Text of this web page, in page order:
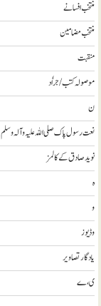
منتخب افسانے
منتخب مضامين
منقبت
موصولہ کتب / جراٗد
ن
نعت رسول پاک صلی اللہ علیہ و آلہ وسلم
نويد صادق کے کالمز
ہ
و
وڈيوز
يادگار تصاوير
ی، ے